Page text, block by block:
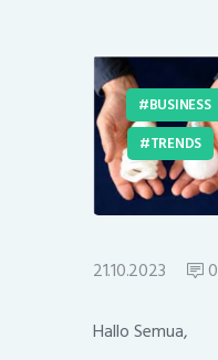
BUSINESS
TRENDS
21.10.2023 0
Hallo Semua,